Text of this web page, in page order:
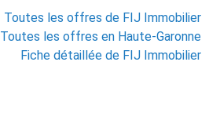
Toutes les offres de FIJ Immobilier
Toutes les offres en Haute-Garonne
Fiche détaillée de FIJ Immobilier